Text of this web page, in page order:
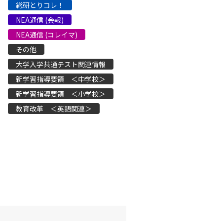
総研とりコレ！
NEA通信 (会報)
NEA通信 (コレイマ)
その他
大学入学共通テスト関連情報
新学習指導要領 ＜中学校＞
新学習指導要領 ＜小学校＞
教育改革 ＜英語関連＞